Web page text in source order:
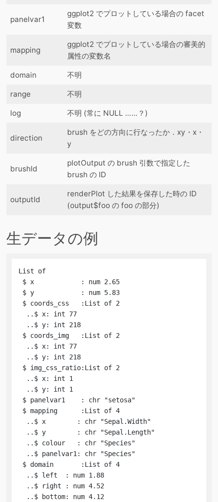
panelvar1
ggplot2 でプロットしている場合の facet
変数
mapping
ggplot2 でプロットしている場合の審美的
属性の変数名
domain 不明
range 不明
log 不明 (常に NULL ……？)
direction
brush をどの方向に行なったか．xy・x・
y
brushId
plotOutput の brush 引数で指定した
brush の ID
outputId
renderPlot した結果を保存した時の ID
(output$foo の foo の部分)
生データの例
List of
$ x            : num 2.65
$ y            : num 5.83
$ coords_css   :List of 2
  ..$ x: int 77
  ..$ y: int 218
$ coords_img   :List of 2
  ..$ x: int 77
  ..$ y: int 218
$ img_css_ratio:List of 2
  ..$ x: int 1
  ..$ y: int 1
$ panelvar1    : chr "setosa"
$ mapping      :List of 4
  ..$ x        : chr "Sepal.Width"
  ..$ y        : chr "Sepal.Length"
  ..$ colour   : chr "Species"
  ..$ panelvar1: chr "Species"
$ domain       :List of 4
  ..$ left  : num 1.88
  ..$ right : num 4.52
  ..$ bottom: num 4.12